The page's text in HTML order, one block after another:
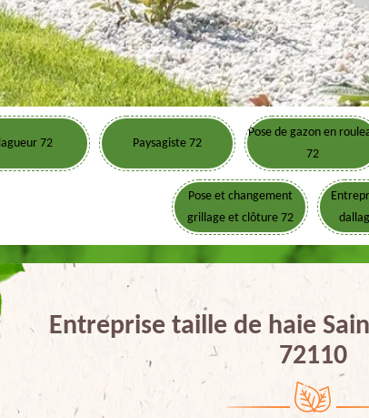
72 Paysagiste 72
Pose de gazon en
72
Pose et changement
grillage et clôture 72
Entreprise taille de haie
72110